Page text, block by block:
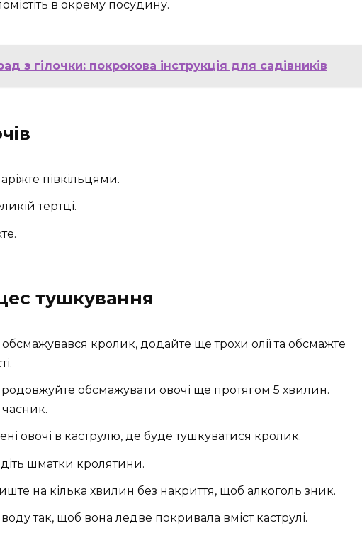
в окрему посудину.
з гілочки: покрокова інструкція для садівників
півкільцями.
тертці.
тушкування
кролик, додайте ще трохи олії та обсмажте
обсмажувати овочі ще протягом 5 хвилин.
овочі в каструлю, де буде тушкуватися кролик.
шматки кролятини.
на кілька хвилин без накриття, щоб алкоголь зник.
так, щоб вона ледве покривала вміст каструлі.